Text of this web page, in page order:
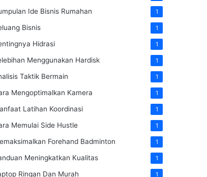
Ide Bisnis Rumahan 1
Bisnis 1
Hidrasi 1
Menggunakan Hardisk 1
Taktik Bermain 1
Mengoptimalkan Kamera 1
Latihan Koordinasi 1
Memulai Side Hustle 1
Forehand Badminton 1
Meningkatkan Kualitas 1
Ringan Dan Murah 1